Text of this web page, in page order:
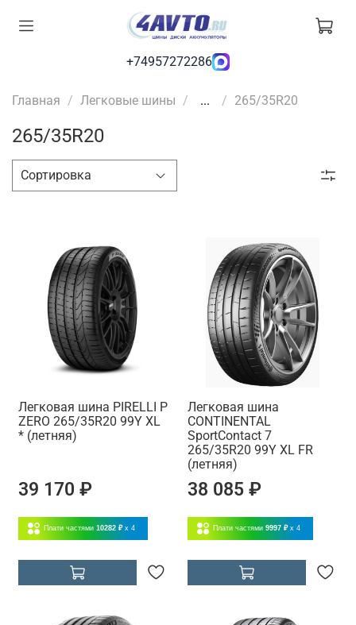
+74957272286
Главная Легковые шины ... 265/35R20
265/35R20
Легковая шина PIRELLI P
ZERO 265/35R20 99Y XL
* (летняя)
39 170 ₽
Плати частями 10282 ₽ x 4
Легковая шина
CONTINENTAL
SportContact 7
265/35R20 99Y XL FR
(летняя)
38 085 ₽
Плати частями 9997 ₽ x 4